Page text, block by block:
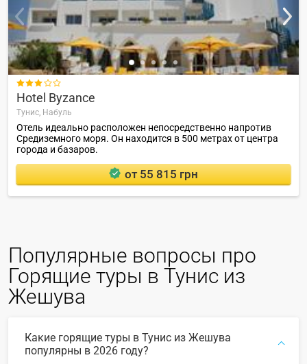

Hotel Byzance
Тунис, Набуль
Отель идеально расположен непосредственно напротив
Средиземного моря. Он находится в 500 метрах от центра
города и базаров.
от 55 815 грн
Популярные вопросы про
Горящие туры в Тунис из
Жешува
Какие горящие туры в Тунис из Жешува
популярны в 2026 году?